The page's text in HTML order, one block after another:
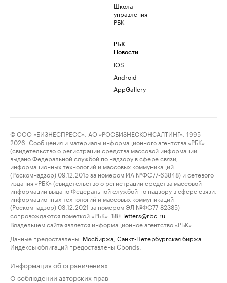
Школа
управления
РБК
РБК
Новости
iOS
Android
AppGallery
© ООО «БИЗНЕСПРЕСС», АО «РОСБИЗНЕСКОНСАЛТИНГ», 1995–
2026. Сообщения и материалы информационного агентства «РБК»
(свидетельство о регистрации средства массовой информации
выдано Федеральной службой по надзору в сфере связи,
информационных технологий и массовых коммуникаций
(Роскомнадзор) 09.12.2015 за номером ИА №ФС77-63848) и сетевого
издания «РБК» (свидетельство о регистрации средства массовой
информации выдано Федеральной службой по надзору в сфере связи,
информационных технологий и массовых коммуникаций
(Роскомнадзор) 03.12.2021 за номером ЭЛ №ФС77-82385)
сопровождаются пометкой «РБК».
18+ letters@rbc.ru
Владельцем сайта является информационное агентство «РБК».
Данные предоставлены: Мосбиржа Санкт-Петербургская биржа
Индексы облигаций предоставлены Cbonds.
Информация об ограничениях
О соблюдении авторских прав